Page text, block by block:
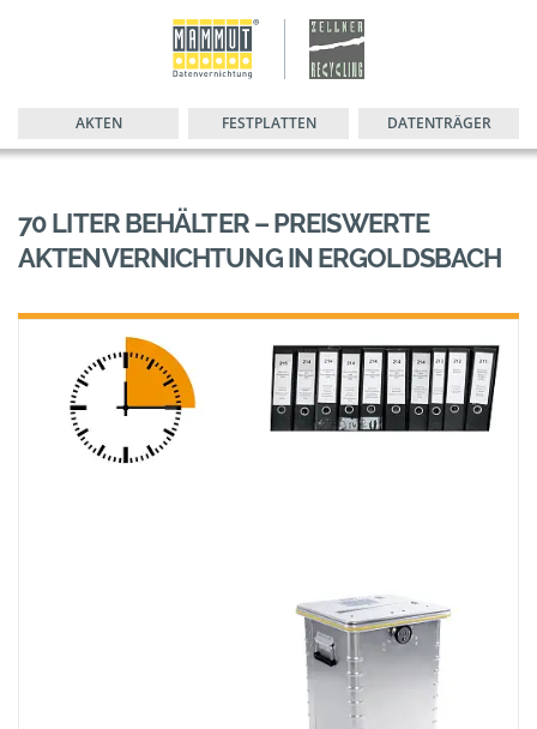
AKTEN FESTPLATTEN DATENTRÄGER
70 LITER BEHÄLTER – PREISWERTE
AKTENVERNICHTUNG IN ERGOLDSBACH